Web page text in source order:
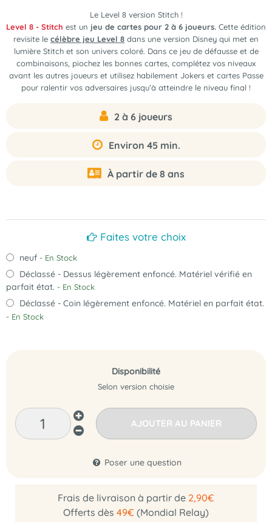
Le Level 8 version Stitch !
Level 8 - Stitch est un jeu de cartes pour 2 à 6 joueurs. Cette édition
revisite le célèbre jeu Level 8 dans une version Disney qui met en
lumière Stitch et son univers coloré. Dans ce jeu de défausse et de
combinaisons, piochez les bonnes cartes, complétez vos niveaux
avant les autres joueurs et utilisez habilement Jokers et cartes Passe
pour ralentir vos adversaires jusqu’à atteindre le niveau final !
2 à 6 joueurs
Environ 45 min.
À partir de 8 ans
Faites votre choix
neuf - En Stock
Déclassé - Dessus légèrement enfoncé. Matériel vérifié en
parfait état. - En Stock
Déclassé - Coin légèrement enfoncé. Matériel en parfait état.
- En Stock
Disponibilité
Selon version choisie
AJOUTER AU PANIER
Poser une question
Frais de livraison à partir de 2,90€
Offerts dès 49€ (Mondial Relay)